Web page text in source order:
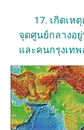
17. เกิดเห
จุดศูนย์กลางอ
และคนกรุงเท